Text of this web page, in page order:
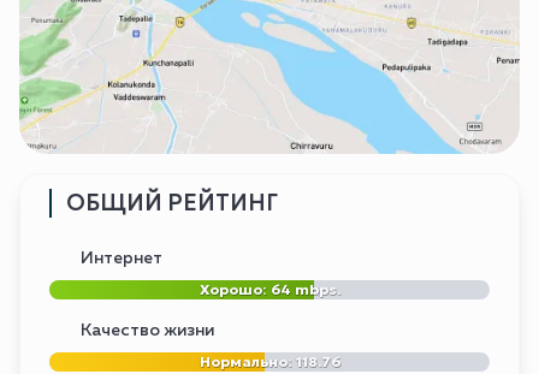
ОБЩИЙ РЕЙТИНГ
Интернет
Хорошо: 64 mbps.
Качество жизни
Нормально: 118.76